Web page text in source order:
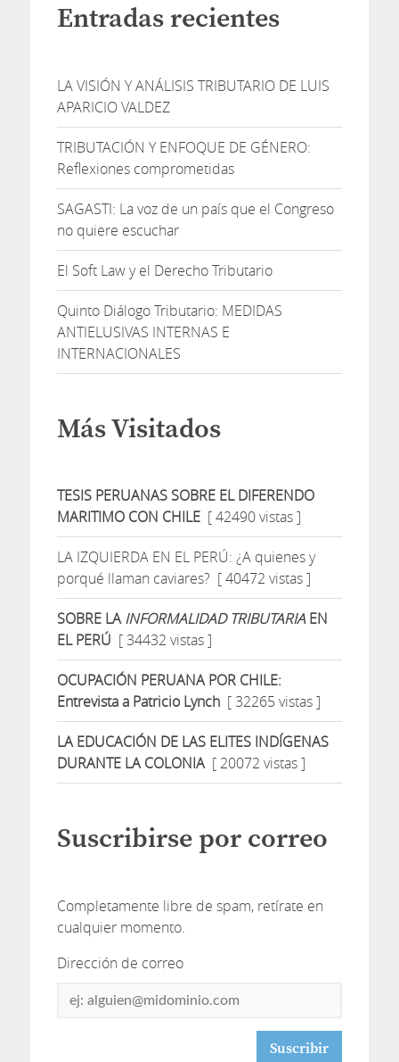
Entradas recientes
LA VISIÓN Y ANÁLISIS TRIBUTARIO DE LUIS
APARICIO VALDEZ
TRIBUTACIÓN Y ENFOQUE DE GÉNERO:
Reflexiones comprometidas
SAGASTI: La voz de un país que el Congreso
no quiere escuchar
El Soft Law y el Derecho Tributario
Quinto Diálogo Tributario: MEDIDAS
ANTIELUSIVAS INTERNAS E
INTERNACIONALES
Más Visitados
TESIS PERUANAS SOBRE EL DIFERENDO
MARITIMO CON CHILE[ 42490 vistas ]
LA IZQUIERDA EN EL PERÚ: ¿A quienes y
porqué llaman caviares? [ 40472 vistas ]
SOBRE LAINFORMALIDAD TRIBUTARIAEN
EL PERÚ [ 34432 vistas ]
OCUPACIÓN PERUANA POR CHILE:
Entrevista a Patricio Lynch[ 32265 vistas ]
LA EDUCACIÓN DE LAS ELITES INDÍGENAS
DURANTE LA COLONIA[ 20072 vistas ]
Suscribirse por correo
Completamente libre de spam, retírate en
cualquier momento.
Dirección de correo
Dirección